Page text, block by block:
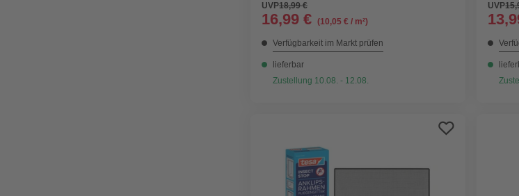
UVP18,99 €
16,99 € (10,05 € / m²)
Verfügbarkeit im Markt prüfen
lieferbar
Zustellung 10.08. - 12.08.
UVP